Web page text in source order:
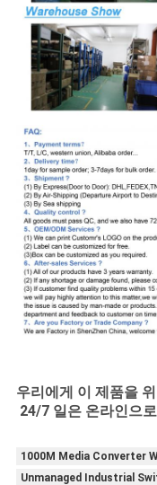
우리에게 이 제품을
24/7 일은 온라인으
1000M Media Converter
Unmanaged Industrial